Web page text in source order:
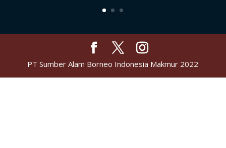
PT Sumber Alam Borneo Indonesia Makmur 2022